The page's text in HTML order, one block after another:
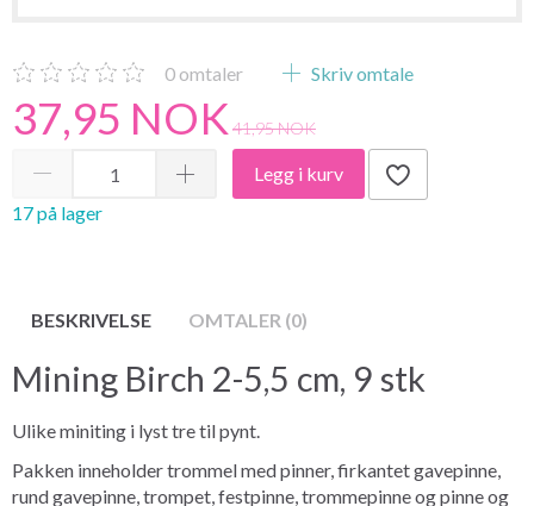
0 omtaler Skriv omtale
37,95 NOK 41,95 NOK
Legg i kurv
17 på lager
BESKRIVELSE OMTALER (0)
Mining Birch 2-5,5 cm, 9 stk
Ulike miniting i lyst tre til pynt.
Pakken inneholder trommel med pinner, firkantet gavepinne,
rund gavepinne, trompet, festpinne, trommepinne og pinne og